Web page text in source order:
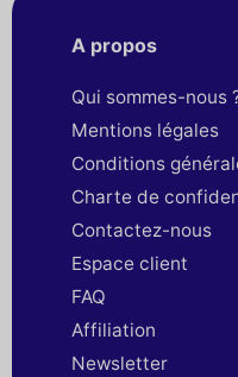
A propos
Qui sommes-nous
Mentions légales
Conditions
Charte de
Contactez-nous
Espace client
FAQ
Affiliation
Newsletter